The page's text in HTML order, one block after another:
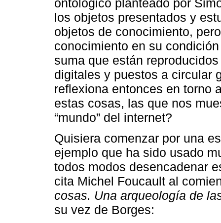
ontológico planteado por
los objetos presentados y
objetos de conocimiento,
conocimiento en su
suma que están
digitales y puestos a circular
reflexiona entonces en torno
estas cosas, las que nos
“mundo” del internet?
Quisiera comenzar por una
ejemplo que ha sido usado
todos modos desencadenar
cita Michel Foucault al
cosas. Una arqueología de
su vez de Borges: